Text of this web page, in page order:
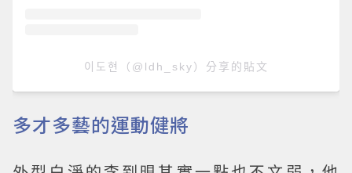
이도현（@ldh_sky）分享的貼文
多才多藝的運動健將